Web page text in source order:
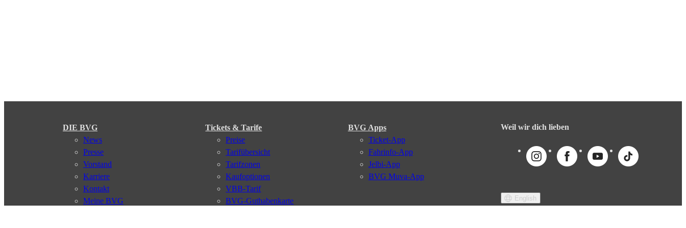
DIE BVG
News
Presse
Vorstand
Karriere
Kontakt
Meine BVG
Tickets & Tarife
Preise
Tarifübersicht
Tarifzonen
Kaufoptionen
VBB-Tarif
BVG-Guthabenkarte
BVG Apps
Ticket-App
Fahrinfo-App
Jelbi-App
BVG Muva-App
Weil wir dich lieben
English